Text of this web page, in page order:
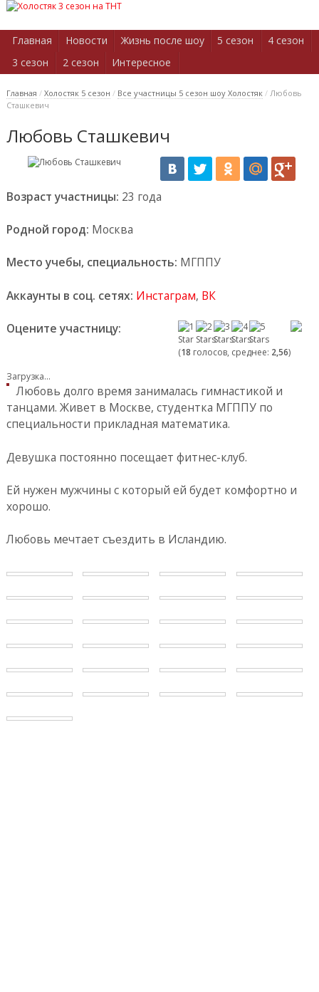
Главная Новости Жизнь после шоу 5 сезон
4 сезон
3 сезон
2 сезон Интересное
Главная / Холостяк 5 сезон / Все участницы 5 сезон шоу Холостяк / Любовь
Сташкевич
Любовь Сташкевич
Возраст участницы: 23 года
Родной город: Москва
Место учебы, специальность: МГППУ
Аккаунты в соц. сетях: Инстаграм, ВК
Оцените участницу:
(18 голосов, среднее: 2,56)
Загрузка...
Любовь долго время занималась гимнастикой и
танцами. Живет в Москве, студентка МГППУ по
специальности прикладная математика.
Девушка постоянно посещает фитнес-клуб.
Ей нужен мужчины с который ей будет комфортно и
хорошо.
Любовь мечтает съездить в Исландию.